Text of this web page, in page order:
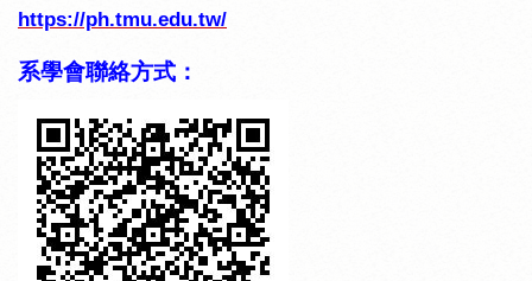
https://ph.tmu.edu.tw/
系學會聯絡方式：